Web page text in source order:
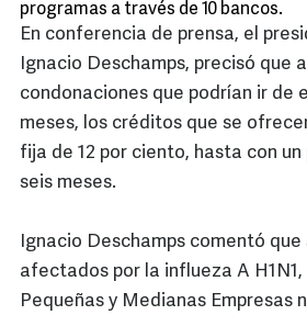
programas a través de 10 bancos.
En conferencia de prensa, el
Ignacio Deschamps, precisó que
condonaciones que podrían ir de
meses, los créditos que se
fija de 12 por ciento, hasta con un
seis meses.
Ignacio Deschamps comentó
afectados por la influeza A
Pequeñas y Medianas Empresas